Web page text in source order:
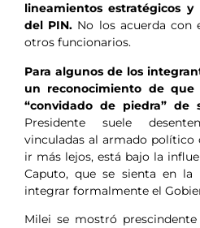
lineamientos estratégicos y
del PIN. No los acuerda con
otros funcionarios.
Para algunos de los
un reconocimiento de
“convidado de piedra” de
Presidente suele
vinculadas al armado político
ir más lejos, está bajo la
Caputo, que se sienta en la
integrar formalmente el
Milei se mostró